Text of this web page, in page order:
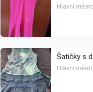
Hlavní
Šatičky s
Hlavní